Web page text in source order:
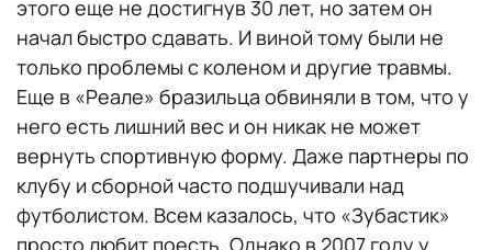
этого еще не достигнув 30 лет, но затем он
начал быстро сдавать. И виной тому были не
только проблемы с коленом и другие травмы.
Еще в «Реале» бразильца обвиняли в том, что у
него есть лишний вес и он никак не может
вернуть спортивную форму. Даже партнеры по
клубу и сборной часто подшучивали над
футболистом. Всем казалось, что «Зубастик»
просто любит поесть. Однако в 2007 году у